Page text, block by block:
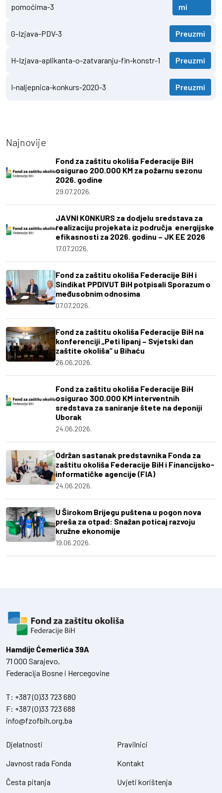
pomoćima-3
mi
G-Izjava-PDV-3 Preuzmi
H-Izjava-aplikanta-o-zatvaranju-fin-konstr-1 Preuzmi
I-naljepnica-konkurs-2020-3 Preuzmi
Najnovije
Fond za zaštitu okoliša Federacije BiH
osigurao 200.000 KM za požarnu sezonu
2026. godine
29.07.2026.
JAVNI KONKURS za dodjelu sredstava za
realizaciju projekata iz područja energijske
efikasnosti za 2026. godinu – JK EE 2026
17.07.2026.
Fond za zaštitu okoliša Federacije BiH i
Sindikat PPDIVUT BiH potpisali Sporazum o
međusobnim odnosima
07.07.2026.
Fond za zaštitu okoliša Federacije BiH na
konferenciji „Peti lipanj – Svjetski dan
zaštite okoliša“ u Bihaću
26.06.2026.
Fond za zaštitu okoliša Federacije BiH
osigurao 300.000 KM interventnih
sredstava za saniranje štete na deponiji
Uborak
24.06.2026.
Održan sastanak predstavnika Fonda za
zaštitu okoliša Federacije BiH i Financijsko-
informatičke agencije (FIA)
24.06.2026.
U Širokom Brijegu puštena u pogon nova
preša za otpad: Snažan poticaj razvoju
kružne ekonomije
19.06.2026.
Hamdiје Ćemerlića 39A
71 000 Sarajevo,
Federacija Bosne i Hercegovine
T: +387 (0)33 723 680
F: +387 (0)33 723 688
info@fzofbih.org.ba
Djelatnosti
Javnost rada Fonda
Česta pitanja
Pravilnici
Kontakt
Uvjeti korištenja